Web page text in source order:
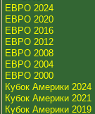
ЕВРО 2024
ЕВРО 2020
ЕВРО 2016
ЕВРО 2012
ЕВРО 2008
ЕВРО 2004
ЕВРО 2000
Кубок Америки 2024
Кубок Америки 2021
Кубок Америки 2019